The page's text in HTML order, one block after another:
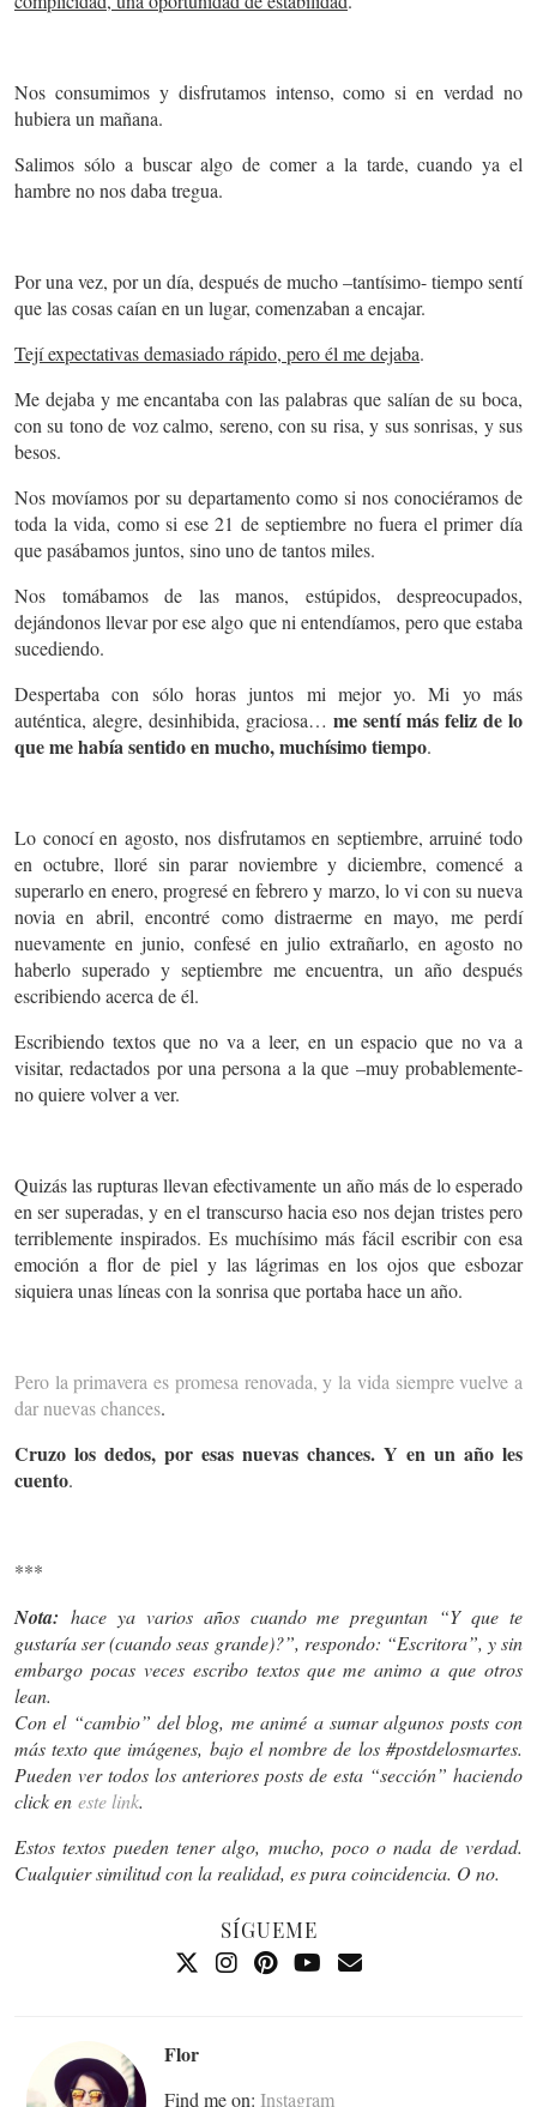
Nos consumimos y disfrutamos intenso, como si en verdad no
hubiera un mañana.
Salimos sólo a buscar algo de comer a la tarde, cuando ya el
hambre no nos daba tregua.
Por una vez, por un día, después de mucho –tantísimo- tiempo sentí
que las cosas caían en un lugar, comenzaban a encajar.
Tejí expectativas demasiado rápido, pero él me dejaba.
Me dejaba y me encantaba con las palabras que salían de su boca,
con su tono de voz calmo, sereno, con su risa, y sus sonrisas, y sus
besos.
Nos movíamos por su departamento como si nos conociéramos de
toda la vida, como si ese 21 de septiembre no fuera el primer día
que pasábamos juntos, sino uno de tantos miles.
Nos tomábamos de las manos, estúpidos, despreocupados,
dejándonos llevar por ese algo que ni entendíamos, pero que estaba
sucediendo.
Despertaba con sólo horas juntos mi mejor yo. Mi yo más
auténtica, alegre, desinhibida, graciosa… me sentí más feliz de lo
que me había sentido en mucho, muchísimo tiempo.
Lo conocí en agosto, nos disfrutamos en septiembre, arruiné todo
en octubre, lloré sin parar noviembre y diciembre, comencé a
superarlo en enero, progresé en febrero y marzo, lo vi con su nueva
novia en abril, encontré como distraerme en mayo, me perdí
nuevamente en junio, confesé en julio extrañarlo, en agosto no
haberlo superado y septiembre me encuentra, un año después
escribiendo acerca de él.
Escribiendo textos que no va a leer, en un espacio que no va a
visitar, redactados por una persona a la que –muy probablemente-
no quiere volver a ver.
Quizás las rupturas llevan efectivamente un año más de lo esperado
en ser superadas, y en el transcurso hacia eso nos dejan tristes pero
terriblemente inspirados. Es muchísimo más fácil escribir con esa
emoción a flor de piel y las lágrimas en los ojos que esbozar
siquiera unas líneas con la sonrisa que portaba hace un año.
Pero la primavera es promesa renovada, y la vida siempre vuelve a
dar nuevas chances.
Cruzo los dedos, por esas nuevas chances. Y en un año les
cuento.
***
Nota: hace ya varios años cuando me preguntan “Y que te
gustaría ser (cuando seas grande)?”, respondo: “Escritora”, y sin
embargo pocas veces escribo textos que me animo a que otros
lean.
Con el “cambio” del blog, me animé a sumar algunos posts con
más texto que imágenes, bajo el nombre de los #postdelosmartes.
Pueden ver todos los anteriores posts de esta “sección” haciendo
click en este link.
Estos textos pueden tener algo, mucho, poco o nada de verdad.
Cualquier similitud con la realidad, es pura coincidencia. O no.
SÍGUEME
Flor
Find me on: Instagram